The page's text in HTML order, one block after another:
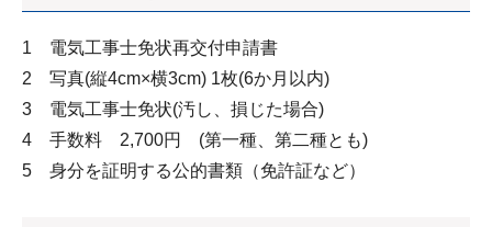
1 電気工事士免状再交付申請書
2 写真(縦4cm×横3cm) 1枚(6か月以内)
3 電気工事士免状(汚し、損じた場合)
4 手数料 2,700円 (第一種、第二種とも)
5 身分を証明する公的書類（免許証など）